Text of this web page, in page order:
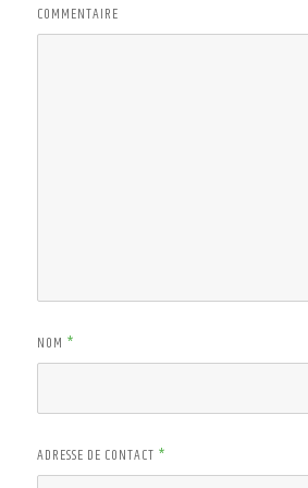
COMMENTAIRE
NOM *
ADRESSE DE CONTACT *